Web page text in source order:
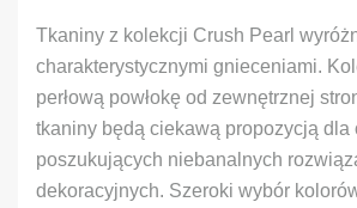
Tkaniny z kolekcji Crush Pearl
charakterystycznymi gnieceniami.
perłową powłokę od zewnętrznej
tkaniny będą ciekawą propozycją dla
poszukujących niebanalnych
dekoracyjnych. Szeroki wybór